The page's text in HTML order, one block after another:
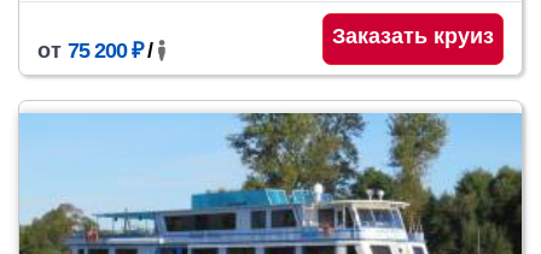
от 75 200 ₽/
Заказать круиз